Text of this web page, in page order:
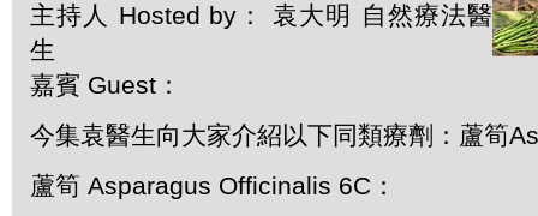
主持人 Hosted by： 袁大明 自然療法醫
生
嘉賓 Guest：
今集袁醫生向大家介紹以下同類療劑：蘆筍
蘆筍 Asparagus Officinalis 6C：